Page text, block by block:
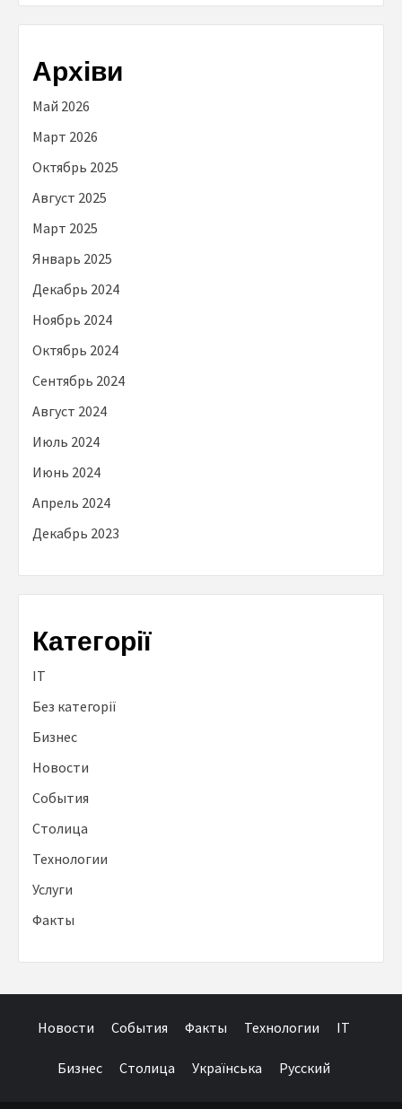
Архіви
Май 2026
Март 2026
Октябрь 2025
Август 2025
Март 2025
Январь 2025
Декабрь 2024
Ноябрь 2024
Октябрь 2024
Сентябрь 2024
Август 2024
Июль 2024
Июнь 2024
Апрель 2024
Декабрь 2023
Категорії
IT
Без категорії
Бизнес
Новости
События
Столица
Технологии
Услуги
Факты
Новости События Факты Технологии IT
Бизнес Столица Українська Русский